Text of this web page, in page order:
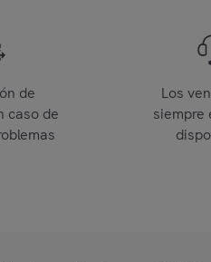
de
caso de
Los
siempre